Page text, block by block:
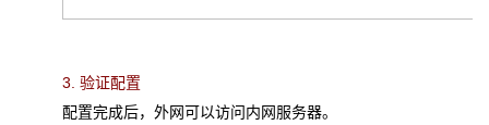
3. 验证配置
配置完成后，外网可以访问内网服务器。